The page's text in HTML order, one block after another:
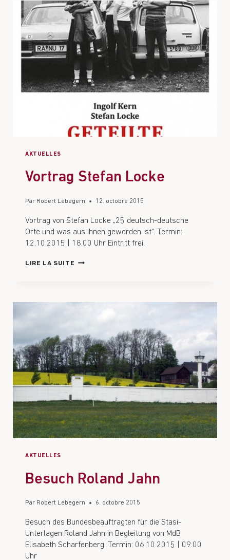
AKTUELLES
Vortrag Stefan Locke
Par Robert Lebegern 12. octobre 2015
Vortrag von Stefan Locke „25 deutsch-deutsche
Orte und was aus ihnen geworden ist“. Termin:
12.10.2015 | 18.00 Uhr Eintritt frei.
LIRE LA SUITE
AKTUELLES
Besuch Roland Jahn
Par Robert Lebegern 6. octobre 2015
Besuch des Bundesbeauftragten für die Stasi-
Unterlagen Roland Jahn in Begleitung von MdB
Elisabeth Scharfenberg. Termin: 06.10.2015 | 09.00
Uhr